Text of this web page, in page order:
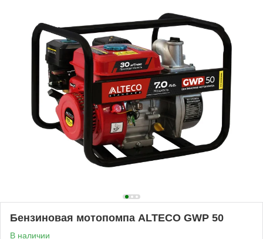
Бензиновая мотопомпа ALTECO GWP 50
В наличии